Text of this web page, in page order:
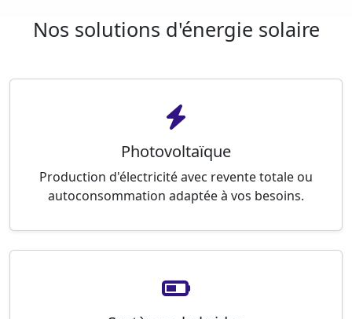
Nos solutions d'énergie solaire
Photovoltaïque
Production d'électricité avec revente totale ou
autoconsommation adaptée à vos besoins.